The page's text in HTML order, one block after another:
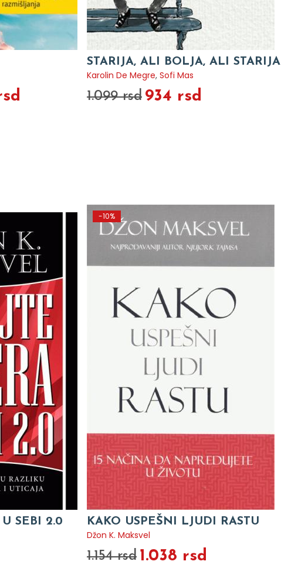
STARIJA, ALI BOLJA, ALI STARIJA
Karolin De Megre, Sofi Mas
1.099 rsd 934 rsd
SEBI 2.0
-10%
KAKO USPEŠNI LJUDI RASTU
Džon K. Maksvel
1.154 rsd 1.038 rsd